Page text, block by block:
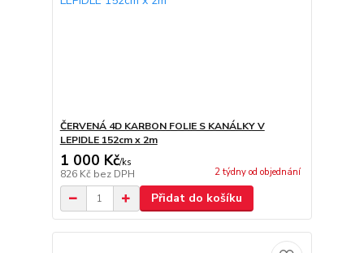
ČERVENÁ 4D KARBON FOLIE S KANÁLKY V
LEPIDLE 152cm x 2m
1 000 Kč/ks
826 Kč bez DPH 2 týdny od objednání
Přidat do košíku